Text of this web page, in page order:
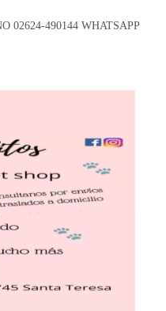
02624-490144 WHATSAPP